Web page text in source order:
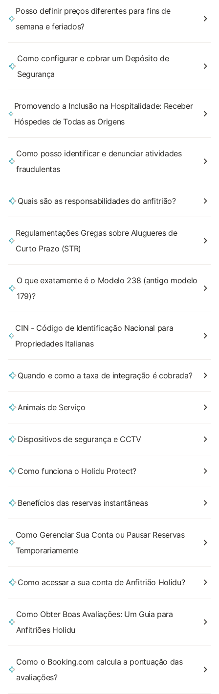
Posso definir preços diferentes para fins de
semana e feriados?
Como configurar e cobrar um Depósito de
Segurança
Promovendo a Inclusão na Hospitalidade: Receber
Hóspedes de Todas as Origens
Como posso identificar e denunciar atividades
fraudulentas
Quais são as responsabilidades do anfitrião?
Regulamentações Gregas sobre Alugueres de
Curto Prazo (STR)
O que exatamente é o Modelo 238 (antigo modelo
179)?
CIN - Código de Identificação Nacional para
Propriedades Italianas
Quando e como a taxa de integração é cobrada?
Animais de Serviço
Dispositivos de segurança e CCTV
Como funciona o Holidu Protect?
Benefícios das reservas instantâneas
Como Gerenciar Sua Conta ou Pausar Reservas
Temporariamente
Como acessar a sua conta de Anfitrião Holidu?
Como Obter Boas Avaliações: Um Guia para
Anfitriões Holidu
Como o Booking.com calcula a pontuação das
avaliações?